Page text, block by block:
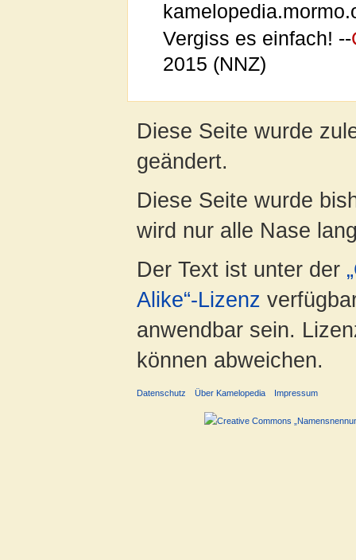
Vergiss es einfach! --
2015 (NNZ)
Diese Seite wurde
geändert.
Diese Seite wurde
wird nur alle Nase
Der Text ist unter der
Alike“-Lizenz
anwendbar sein.
können abweichen.
Datenschutz Über Kamelopedia Impressum